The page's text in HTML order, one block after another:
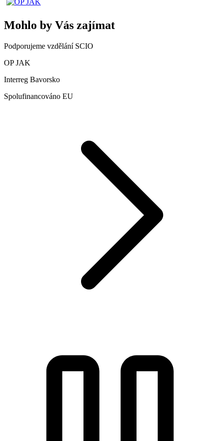
Mohlo by Vás zajímat
Podporujeme vzdělání SCIO
OP JAK
Interreg Bavorsko
Spolufinancováno EU